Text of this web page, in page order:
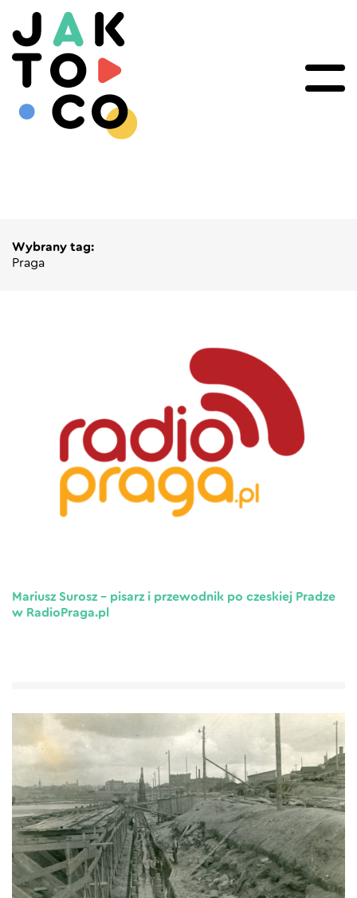
Wybrany tag:
Praga
Mariusz Surosz – pisarz i przewodnik po czeskiej Pradze
w RadioPraga.pl